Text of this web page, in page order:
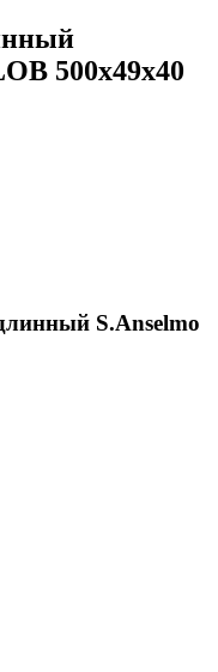
500х49х40
S.Anselmo